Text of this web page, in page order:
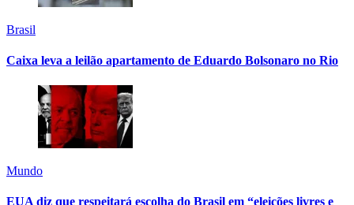
Brasil
Caixa leva a leilão apartamento de Eduardo Bolsonaro no Rio
Mundo
EUA diz que respeitará escolha do Brasil em “eleições livres e